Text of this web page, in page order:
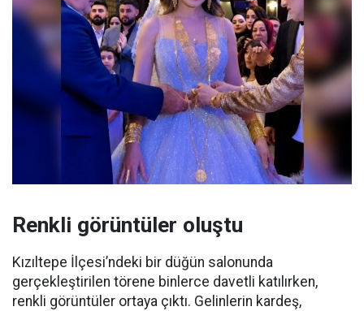
Renkli görüntüler oluştu
Kızıltepe İlçesi’ndeki bir düğün salonunda
gerçekleştirilen törene binlerce davetli katılırken,
renkli görüntüler ortaya çıktı. Gelinlerin kardeş,